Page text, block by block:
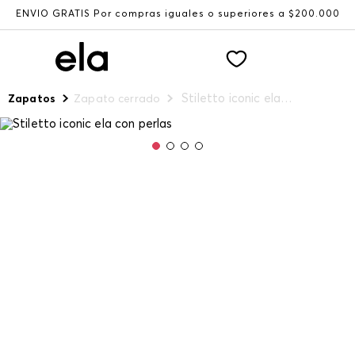
ENVÍO GRATIS Por compras iguales o superiores a $200.000
Zapatos Zapato cerrado Stiletto iconic ela con perlas